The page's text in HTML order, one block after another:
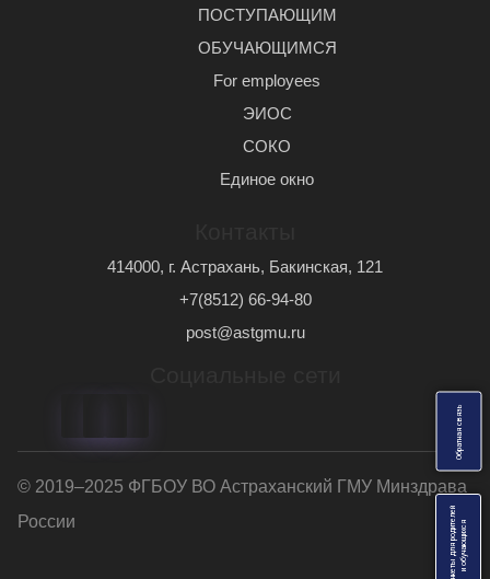
О
б
р
а
т
н
а
я
с
в
я
з
ь
Анкеты для родителей иобучающихс
я
ПОСТУПАЮЩИМ
ОБУЧАЮЩИМСЯ
For employees
ЭИОС
СОКО
Единое окно
414000, г. Астрахань, Бакинская, 121
+7(8512) 66-94-80
post@astgmu.ru
© 2019–2025 ФГБОУ ВО Астраханский ГМУ Минздрава
России